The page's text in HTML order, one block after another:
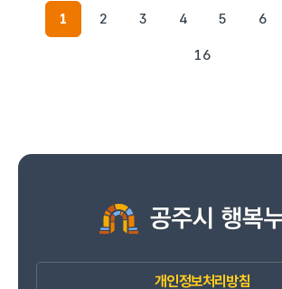
1
2 3 4 5 6
16
개인정보처리방침